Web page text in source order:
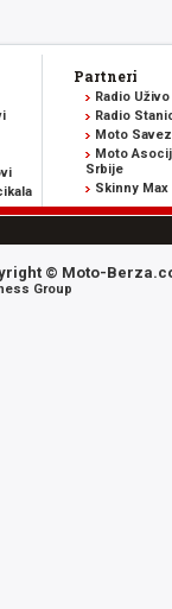
Partneri
Radio Uživo
Radio
Moto
Moto
Srbije
Skinny Max
© Moto-
Group